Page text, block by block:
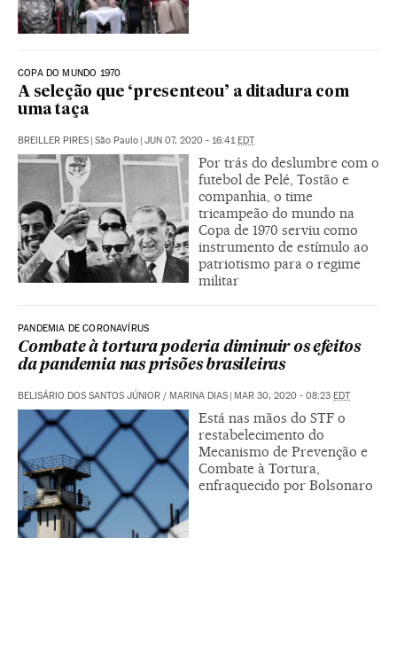
COPA DO MUNDO 1970
A seleção que ‘presenteou’ a ditadura com
uma taça
BREILLER PIRES | São Paulo | JUN 07, 2020 - 16:41EDT
Por trás do deslumbre com o
futebol de Pelé, Tostão e
companhia, o time
tricampeão do mundo na
Copa de 1970 serviu como
instrumento de estímulo ao
patriotismo para o regime
militar
PANDEMIA DE CORONAVÍRUS
Combate à tortura poderia diminuir os efeitos
da pandemia nas prisões brasileiras
BELISÁRIO DOS SANTOS JÚNIOR / MARINA DIAS | MAR 30, 2020 - 08:23 EDT
Está nas mãos do STF o
restabelecimento do
Mecanismo de Prevenção e
Combate à Tortura,
enfraquecido por Bolsonaro